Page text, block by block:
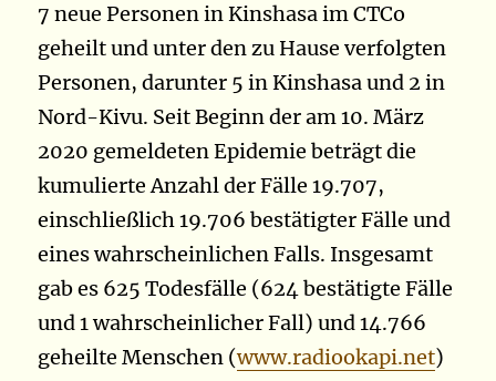
7 neue Personen in Kinshasa im CTCo
geheilt und unter den zu Hause verfolgten
Personen, darunter 5 in Kinshasa und 2 in
Nord-Kivu. Seit Beginn der am 10. März
2020 gemeldeten Epidemie beträgt die
kumulierte Anzahl der Fälle 19.707,
einschließlich 19.706 bestätigter Fälle und
eines wahrscheinlichen Falls. Insgesamt
gab es 625 Todesfälle (624 bestätigte Fälle
und 1 wahrscheinlicher Fall) und 14.766
geheilte Menschen (www.radiookapi.net)